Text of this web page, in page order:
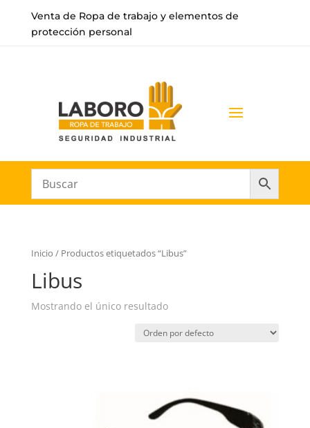
Venta de Ropa de trabajo y elementos de
protección personal
Inicio / Productos etiquetados “Libus”
Libus
Mostrando el único resultado